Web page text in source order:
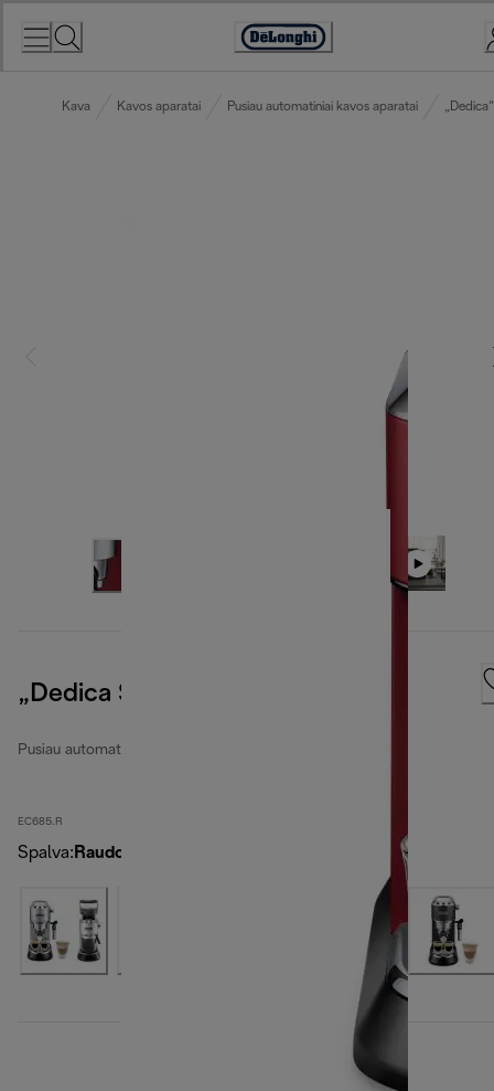
Accessibility
Kava Kavos aparatai Pusiau automatiniai kavos aparatai „Dedica“
„Dedica Style“
Pusiau automatiniai kavos aparatai „Dedica“
EC685.R
Spalva: Raudona